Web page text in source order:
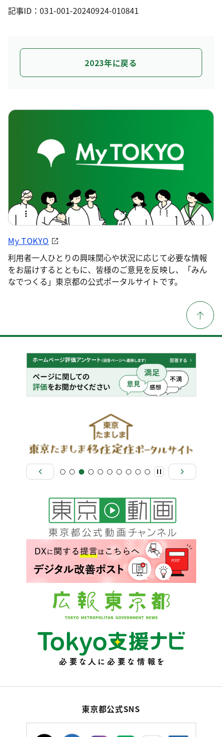
記事ID：031-001-20240924-010841
2023年に戻る
My TOKYO
利用者一人ひとりの興味関心や状況に応じて必要な情報
をお届けするとともに、皆様のご意見を反映し、「みん
なでつくる」東京都の公式ポータルサイトです。
東京都公式SNS